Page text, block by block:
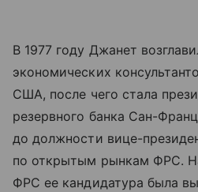
В 1977 году Джанет
экономических
США, после чего стала
резервного банка Сан-
до должности вице-
по открытым рынкам ФРС.
ФРС ее кандидатура была